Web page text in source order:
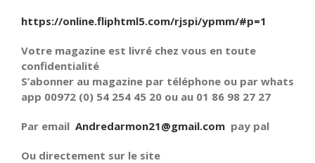
https://online.fliphtml5.com/rjspi/ypmm/#p=1
Votre magazine est livré chez vous en toute
confidentialité
S’abonner au magazine par téléphone ou par whats
app 00972 (0) 54 254 45 20 ou au 01 86 98 27 27
Par email Andredarmon21@gmail.com pay pal
Ou directement sur le site